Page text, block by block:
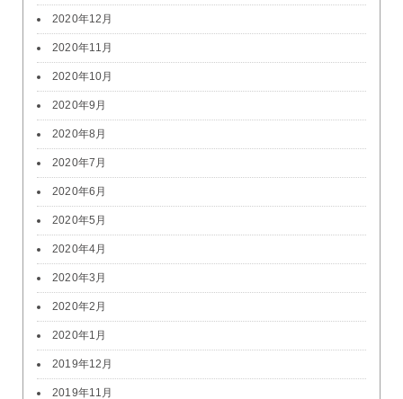
2020年12月
2020年11月
2020年10月
2020年9月
2020年8月
2020年7月
2020年6月
2020年5月
2020年4月
2020年3月
2020年2月
2020年1月
2019年12月
2019年11月